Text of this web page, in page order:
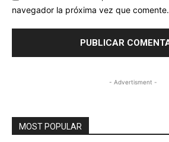
navegador la próxima vez que comente.
- Advertisment -
MOST POPULAR